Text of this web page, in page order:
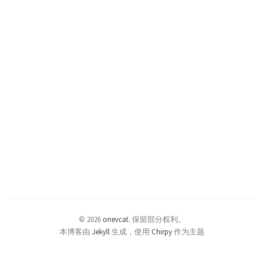
© 2026 onevcat. 保留部分权利。
本博客由 Jekyll 生成，使用 Chirpy作为主题